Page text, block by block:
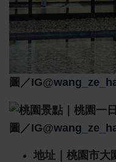
圖／IG@
圖／IG@
地址｜桃園市大